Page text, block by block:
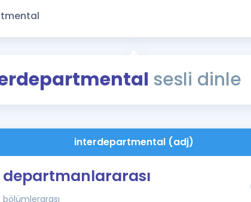
Eğitim ve
YDS -
İngilizce
İngilizce
sesli dinle
interdepartmental (adj)
departmanlararası
bölümlerarası